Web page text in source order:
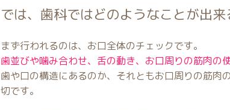
では、歯科ではどのようなことが出来
まず行われるのは、お口全体のチェックです。
歯並びや噛み合わせ、舌の動き、お口周りの筋肉の
歯や口の構造にあるのか、それともお口周りの筋肉
切です。